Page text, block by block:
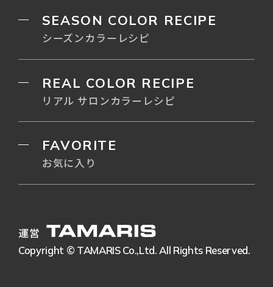
SEASON COLOR RECIPE
シーズンカラーレシピ
REAL COLOR RECIPE
リアル サロンカラーレシピ
FAVORITE
お気に入り
運営
Copyright © TAMARIS Co.,Ltd. All Rights Reserved.